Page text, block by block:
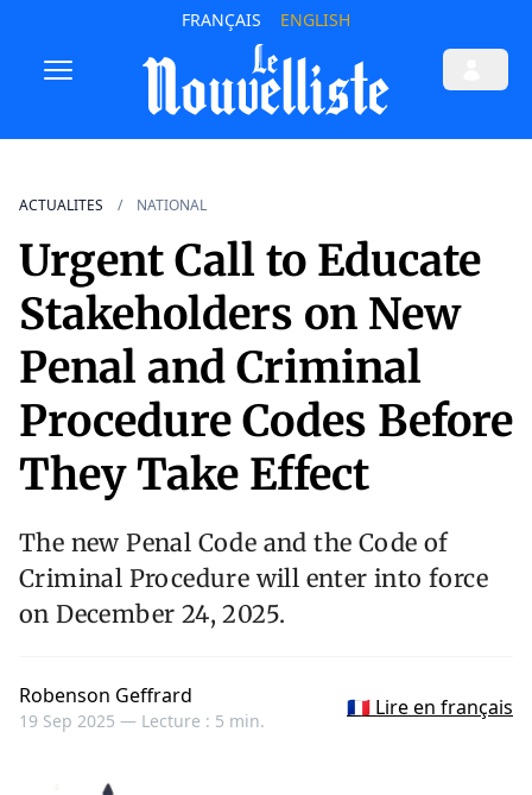
FRANÇAIS ENGLISH
ACTUALITES NATIONAL
Urgent Call to Educate
Stakeholders on New
Penal and Criminal
Procedure Codes Before
They Take Effect
The new Penal Code and the Code of
Criminal Procedure will enter into force
on December 24, 2025.
Robenson Geffrard
19 Sep 2025 — Lecture : 5 min.
🇫🇷 Lire en français